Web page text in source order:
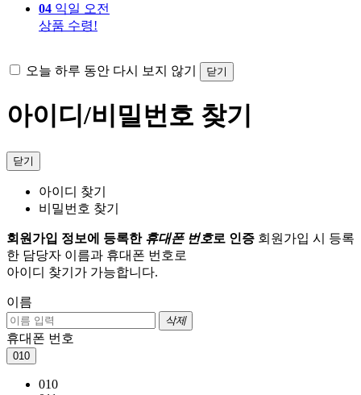
04 익일 오전
상품 수령!
오늘 하루 동안 다시 보지 않기 닫기
아이디/비밀번호 찾기
닫기
아이디 찾기
비밀번호 찾기
회원가입 정보에 등록한 휴대폰 번호로 인증 회원가입 시 등록
한 담당자 이름과 휴대폰 번호로
아이디 찾기가 가능합니다.
이름
삭제
휴대폰 번호
010
010